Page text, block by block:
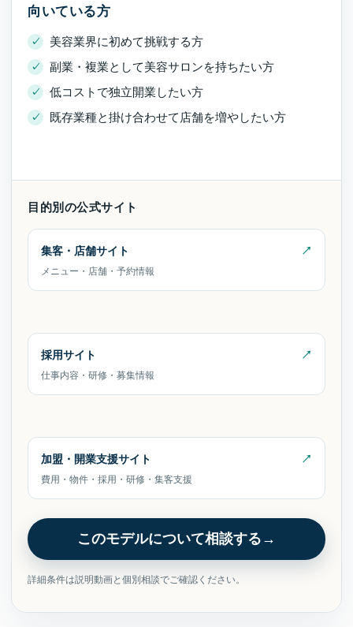
向いている方
美容業界に初めて挑戦する方
副業・複業として美容サロンを持ちたい方
低コストで独立開業したい方
既存業種と掛け合わせて店舗を増やしたい方
目的別の公式サイト
集客・店舗サイト
メニュー・店舗・予約情報
採用サイト
仕事内容・研修・募集情報
加盟・開業支援サイト
費用・物件・採用・研修・集客支援
このモデルについて相談する
詳細条件は説明動画と個別相談でご確認ください。